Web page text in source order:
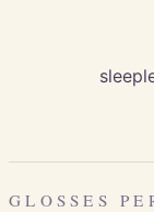
GLOSSES